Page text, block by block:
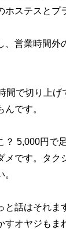
ホステスとプ
営業時間外
で切り上げ
んです。
？ 5,000円で
メです。タク
話はそれま
すオヤジもま